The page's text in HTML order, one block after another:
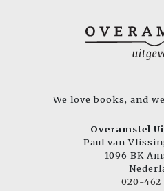
We love books, and
Overamstel
Paul van
1096 BK
020-462